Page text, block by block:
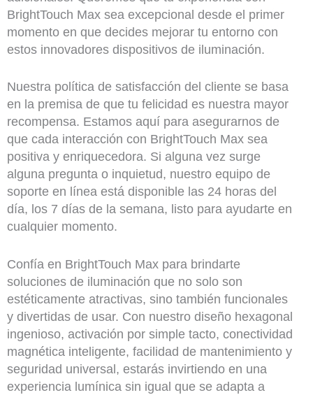
BrightTouch Max sea excepcional desde el primer
momento en que decides mejorar tu entorno con
estos innovadores dispositivos de iluminación.
Nuestra política de satisfacción del cliente se basa
en la premisa de que tu felicidad es nuestra mayor
recompensa. Estamos aquí para asegurarnos de
que cada interacción con BrightTouch Max sea
positiva y enriquecedora. Si alguna vez surge
alguna pregunta o inquietud, nuestro equipo de
soporte en línea está disponible las 24 horas del
día, los 7 días de la semana, listo para ayudarte en
cualquier momento.
Confía en BrightTouch Max para brindarte
soluciones de iluminación que no solo son
estéticamente atractivas, sino también funcionales
y divertidas de usar. Con nuestro diseño hexagonal
ingenioso, activación por simple tacto, conectividad
magnética inteligente, facilidad de mantenimiento y
seguridad universal, estarás invirtiendo en una
experiencia lumínica sin igual que se adapta a